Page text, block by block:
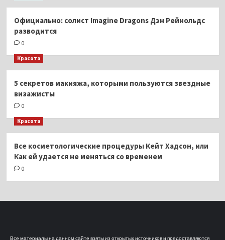
Официально: солист Imagine Dragons Дэн Рейнольдс
разводится
0
Красота
5 секретов макияжа, которыми пользуются звездные
визажисты
0
Красота
Все косметологические процедуры Кейт Хадсон, или
Как ей удается не меняться со временем
0
Все материалы на данном сайте взяты из открытых источников и предоставляются